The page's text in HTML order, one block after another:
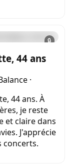
🔒
44 ans
·
44 ans. À
je reste
et claire dans
J'apprécie
concerts.